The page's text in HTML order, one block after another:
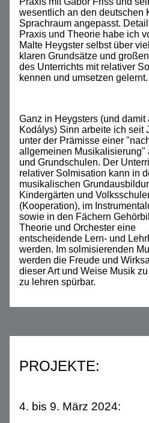
wesentlich an den deutschen
Sprachraum angepasst.
Praxis und Theorie habe ich
Malte Heygster selbst über
klaren Grundsätze und
des Unterrichts mit relativer
kennen und umsetzen gelernt.
Ganz in Heygsters (und damit
Kodálys) Sinn arbeite ich seit
unter der Prämisse einer
allgemeinen Musikalisierung"
und Grundschulen. Der
relativer Solmisation kann in
musikalischen
Kindergärten und
(Kooperation), im
sowie in den Fächern
Theorie und Orchester eine
entscheidende Lern- und
werden. Im solmisierenden
werden die Freude und
dieser Art und Weise Musik
zu lehren spürbar.
PROJEKTE:
4. bis 9. März 2024: